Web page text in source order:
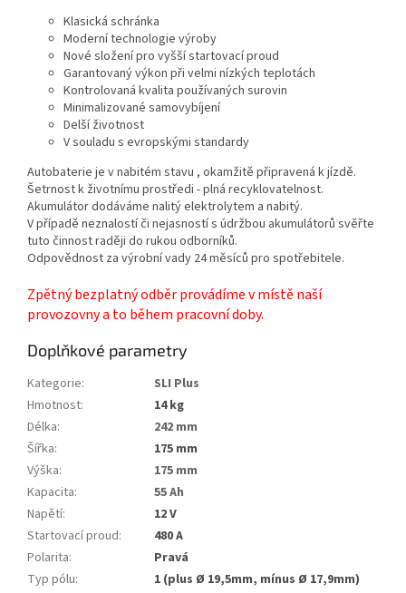
Klasická schránka
Moderní technologie výroby
Nové složení pro vyšší startovací proud
Garantovaný výkon při velmi nízkých teplotách
Kontrolovaná kvalita používaných surovin
Minimalizované samovybíjení
Delší životnost
V souladu s evropskými standardy
Autobaterie je v nabitém stavu , okamžitě připravená k jízdě.
Šetrnost k životnímu prostředi - plná recyklovatelnost.
Akumulátor dodáváme nalitý elektrolytem a nabitý.
V případě neznalostí či nejasností s údržbou akumulátorů svěřte
tuto činnost raději do rukou odborníků.
Odpovědnost za výrobní vady 24 měsíců pro spotřebitele.
Zpětný bezplatný odběr provádíme v místě naší
provozovny a to během pracovní doby.
Doplňkové parametry
Kategorie:
SLI Plus
Hmotnost:
14 kg
Délka:
242 mm
Šířka:
175 mm
Výška:
175 mm
Kapacita:
55 Ah
Napětí:
12 V
Startovací proud:
480 A
Polarita:
Pravá
Typ pólu:
1 (plus Ø 19,5mm, mínus Ø 17,9mm)